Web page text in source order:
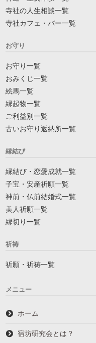
寺社の人生相談一覧
寺社カフェ・バー一覧
お守り
お守り一覧
おみくじ一覧
絵馬一覧
縁起物一覧
ご利益別一覧
古いお守り返納所一覧
縁結び
縁結び・恋愛成就一覧
子宝・安産祈願一覧
神前・仏前結婚式一覧
美人祈願一覧
縁切り一覧
祈祷
祈願・祈祷一覧
メニュー
ホーム
宿坊研究会とは？